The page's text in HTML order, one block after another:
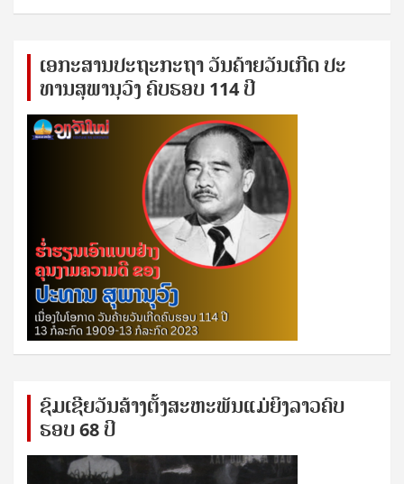
ເອ​ກະ​ສານ​ປະ​ຖະ​ກະ​ຖ​າ ວັນ​ຄ້າຍ​ວັນ​ເກີດ ປ​ະ​
ທານ​ສຸ​ພາ​ນຸ​ວົງ ຄົບ​ຮອບ 114 ປີ
ຊົ​ມ​ເຊີຍ​ວັນ​ສ້າງ​ຕັ້ງ​ສະ​ຫະ​ພັນ​ແມ່​ຍິງ​​ລາວຄົບ​
ຮອບ 68 ປິ